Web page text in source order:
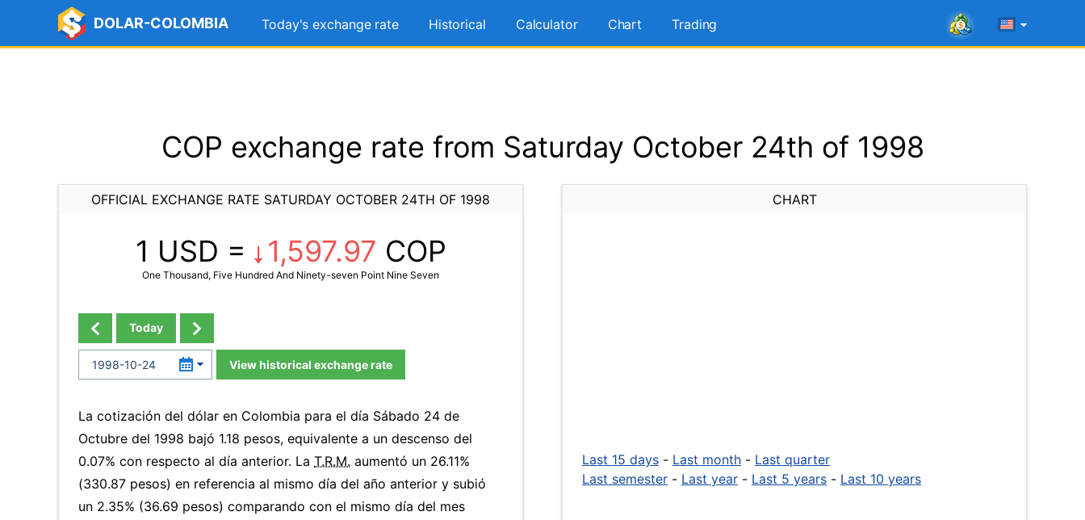
DOLAR-COLOMBIA Today's exchange rate Historical Calculator Chart Trading
COP exchange rate from Saturday October 24th of 1998
OFFICIAL EXCHANGE RATE SATURDAY OCTOBER 24TH OF 1998
1 USD = 1,597.97 COP
One Thousand, Five Hundred And Ninety-seven Point Nine Seven
Today
View historical exchange rate
La cotización del dólar en Colombia para el día Sábado 24 de
Octubre del 1998 bajó 1.18 pesos, equivalente a un descenso del
0.07% con respecto al día anterior. La T.R.M. aumentó un 26.11%
(330.87 pesos) en referencia al mismo día del año anterior y subió
un 2.35% (36.69 pesos) comparando con el mismo día del mes
CHART
Last 15 days - Last month - Last quarter
Last semester - Last year - Last 5 years - Last 10 years